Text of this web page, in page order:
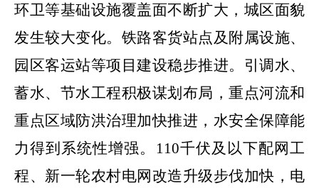
环卫等基础设施覆盖面不断扩大 ，城区面貌
发生较大变化。铁路客货站点及附属设施、
园区客运站等项目建设稳步推进。引调水、
蓄水、节水工程积极谋划布局，重点河流和
重点区域防洪治理加快推进， 水安全保障能
力得到系统性增强。
110千伏及以下配网工
程、新一轮农村电网改造升级步伐加快，电